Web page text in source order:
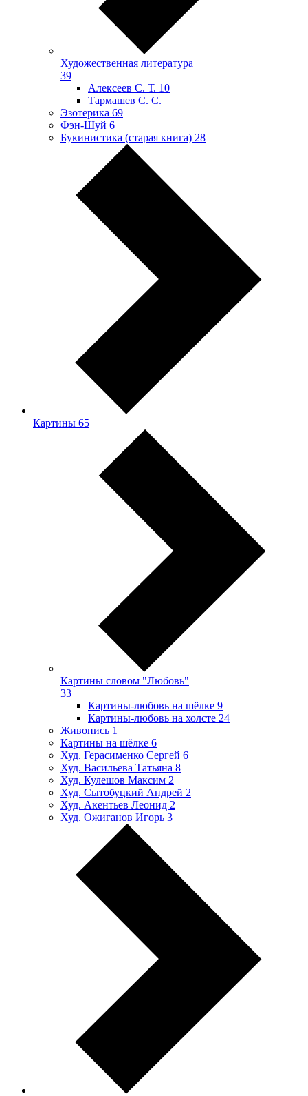
Художественная литература
39
Алексеев С. Т. 10
Тармашев С. С.
Эзотерика 69
Фэн-Шуй 6
Букинистика (старая книга) 28
Картины 65
Картины словом "Любовь"
33
Картины-любовь на шёлке 9
Картины-любовь на холсте 24
Живопись 1
Картины на шёлке 6
Худ. Герасименко Сергей 6
Худ. Васильева Татьяна 8
Худ. Кулешов Максим 2
Худ. Сытобуцкий Андрей 2
Худ. Акентьев Леонид 2
Худ. Ожиганов Игорь 3